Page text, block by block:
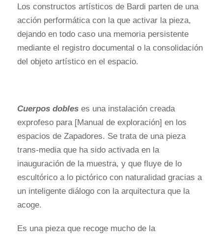
Los constructos artísticos de Bardi parten de una
acción performática con la que activar la pieza,
dejando en todo caso una memoria persistente
mediante el registro documental o la consolidación
del objeto artístico en el espacio.
Cuerpos dobles es una instalación creada
exprofeso para [Manual de exploración] en los
espacios de Zapadores. Se trata de una pieza
trans-media que ha sido activada en la
inauguración de la muestra, y que fluye de lo
escultórico a lo pictórico con naturalidad gracias a
un inteligente diálogo con la arquitectura que la
acoge.
Es una pieza que recoge mucho de la